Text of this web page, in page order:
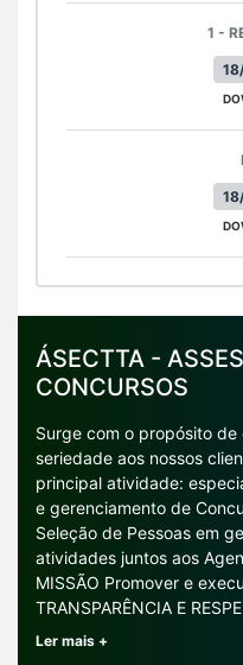
1 -
ÁSECTTA -
CONCURSOS
Surge com o propósito
seriedade aos nossos
principal atividade:
e gerenciamento de
Seleção de Pessoas em
atividades juntos aos
MISSÃO Promover e
TRANSPARÊNCIA E
Ler mais +